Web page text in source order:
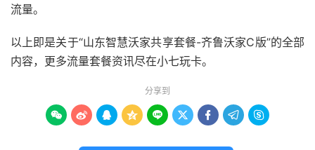
流量。
以上即是关于“山东智慧沃家共享套餐-齐鲁沃家C版”的全部
内容，更多流量套餐资讯尽在小七玩卡。
分享到
        